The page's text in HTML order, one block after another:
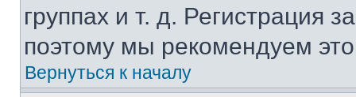
группах и т. д. Регистрация
поэтому мы рекомендуем
Вернуться к началу